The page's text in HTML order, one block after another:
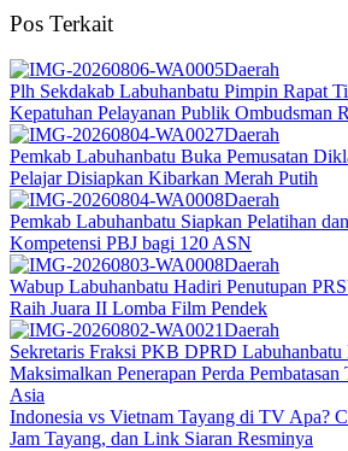
Pos Terkait
Daerah
Plh Sekdakab Labuhanbatu Pimpin Rapat
Kepatuhan Pelayanan Publik Ombudsman
Daerah
Pemkab Labuhanbatu Buka Pemusatan
Pelajar Disiapkan Kibarkan Merah Putih
Daerah
Pemkab Labuhanbatu Siapkan Pelatihan
Kompetensi PBJ bagi 120 ASN
Daerah
Wabup Labuhanbatu Hadiri Penutupan
Raih Juara II Lomba Film Pendek
Daerah
Sekretaris Fraksi PKB DPRD Labuhanbatu
Maksimalkan Penerapan Perda
Asia
Indonesia vs Vietnam Tayang di TV Apa?
Jam Tayang, dan Link Siaran Resminya